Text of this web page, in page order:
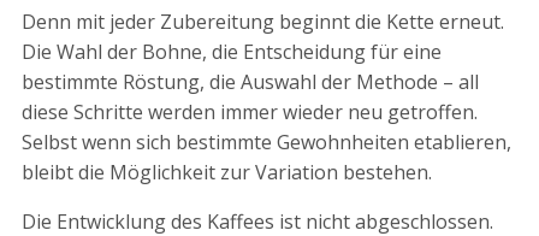
Denn mit jeder Zubereitung beginnt die Kette erneut.
Die Wahl der Bohne, die Entscheidung für eine
bestimmte Röstung, die Auswahl der Methode – all
diese Schritte werden immer wieder neu getroffen.
Selbst wenn sich bestimmte Gewohnheiten etablieren,
bleibt die Möglichkeit zur Variation bestehen.
Die Entwicklung des Kaffees ist nicht abgeschlossen.